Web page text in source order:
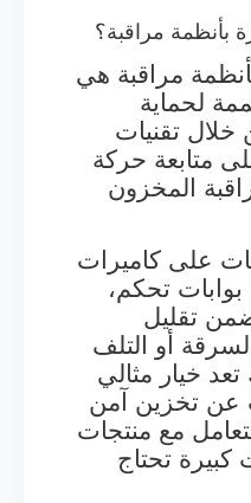
مراقبة؟
مراقبة هي
لحماية
خلال تقنيات
متابعة حركة
المخزون
على كاميرات
بوابات تحكم،
تقليل
أو التلف
خيار مثالي
عن تخزين آمن
مع منتجات
كبيرة تحتاج